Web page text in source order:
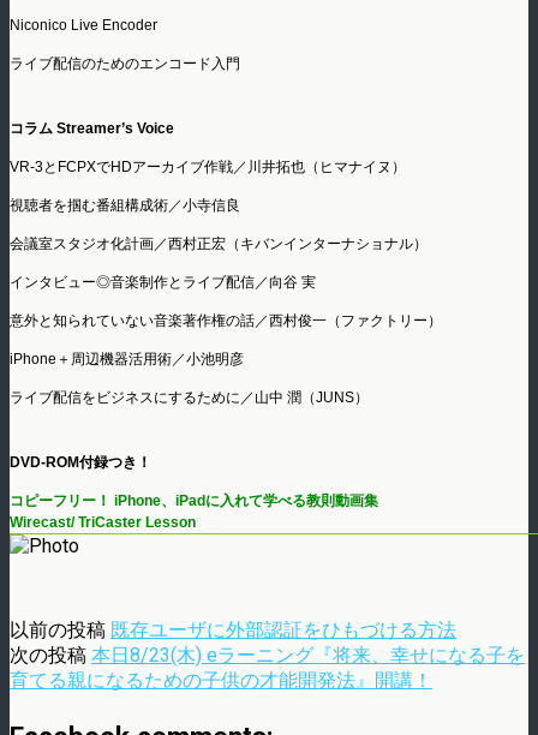
Niconico Live Encoder
ライブ配信のためのエンコード入門
コラム Streamer’s Voice
VR-3とFCPXでHDアーカイブ作戦／川井拓也（ヒマナイヌ）
視聴者を掴む番組構成術／小寺信良
会議室スタジオ化計画／西村正宏（キバンインターナショナル）
インタビュー◎音楽制作とライブ配信／向谷 実
意外と知られていない音楽著作権の話／西村俊一（ファクトリー）
iPhone＋周辺機器活用術／小池明彦
ライブ配信をビジネスにするために／山中 潤（JUNS）
DVD-ROM付録つき！
コピーフリー！ iPhone、iPadに入れて学べる教則動画集
Wirecast/ TriCaster Lesson
以前の投稿 既存ユーザに外部認証をひもづける方法
次の投稿 本日8/23(木) eラーニング『将来、幸せになる子を
育てる親になるための子供の才能開発法』開講！